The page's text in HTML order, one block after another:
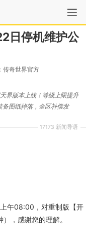
日停机维护公
传奇世界官方
17173 新闻导语
界版本上线！等级上限提升
图纸掉落，全区补偿发
午08:00，对重制版【开
，感谢您的理解。